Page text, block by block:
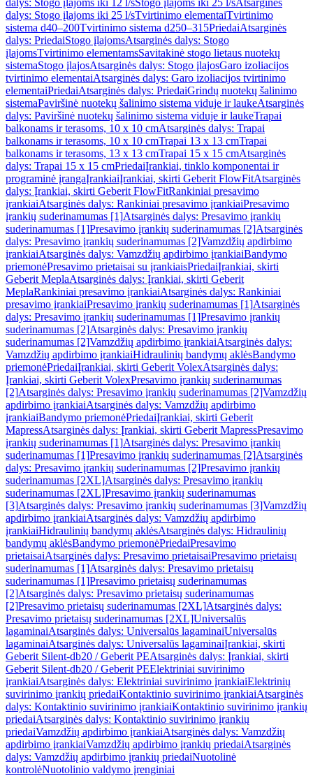
dalys: Stogo įlajoms iki 12 l/sStogo įlajoms iki 25 l/sAtsarginės
dalys: Stogo įlajoms iki 25 l/sTvirtinimo elementaiTvirtinimo
sistema d40–200Tvirtinimo sistema d250–315PriedaiAtsarginės
dalys: PriedaiStogo įlajomsAtsarginės dalys: Stogo
įlajomsTvirtinimo elementamsSavitakinė stogo lietaus nuotekų
sistemaStogo įlajosAtsarginės dalys: Stogo įlajosGaro izoliacijos
tvirtinimo elementaiAtsarginės dalys: Garo izoliacijos tvirtinimo
elementaiPriedaiAtsarginės dalys: PriedaiGrindų nuotekų šalinimo
sistemaPaviršinė nuotekų šalinimo sistema viduje ir laukeAtsarginės
dalys: Paviršinė nuotekų šalinimo sistema viduje ir laukeTrapai
balkonams ir terasoms, 10 x 10 cmAtsarginės dalys: Trapai
balkonams ir terasoms, 10 x 10 cmTrapai 13 x 13 cmTrapai
balkonams ir terasoms, 13 x 13 cmTrapai 15 x 15 cmAtsarginės
dalys: Trapai 15 x 15 cmPriedaiĮrankiai, tinklo komponentai ir
programinė įrangaĮrankiaiĮrankiai, skirti Geberit FlowFitAtsarginės
dalys: Įrankiai, skirti Geberit FlowFitRankiniai presavimo
įrankiaiAtsarginės dalys: Rankiniai presavimo įrankiaiPresavimo
įrankių suderinamumas [1]Atsarginės dalys: Presavimo įrankių
suderinamumas [1]Presavimo įrankių suderinamumas [2]Atsarginės
dalys: Presavimo įrankių suderinamumas [2]Vamzdžių apdirbimo
įrankiaiAtsarginės dalys: Vamzdžių apdirbimo įrankiaiBandymo
priemonėPresavimo prietaisai su įrankiaisPriedaiĮrankiai, skirti
Geberit MeplaAtsarginės dalys: Įrankiai, skirti Geberit
MeplaRankiniai presavimo įrankiaiAtsarginės dalys: Rankiniai
presavimo įrankiaiPresavimo įrankių suderinamumas [1]Atsarginės
dalys: Presavimo įrankių suderinamumas [1]Presavimo įrankių
suderinamumas [2]Atsarginės dalys: Presavimo įrankių
suderinamumas [2]Vamzdžių apdirbimo įrankiaiAtsarginės dalys:
Vamzdžių apdirbimo įrankiaiHidraulinių bandymų aklėsBandymo
priemonėPriedaiĮrankiai, skirti Geberit VolexAtsarginės dalys:
Įrankiai, skirti Geberit VolexPresavimo įrankių suderinamumas
[2]Atsarginės dalys: Presavimo įrankių suderinamumas [2]Vamzdžių
apdirbimo įrankiaiAtsarginės dalys: Vamzdžių apdirbimo
įrankiaiBandymo priemonėPriedaiĮrankiai, skirti Geberit
MapressAtsarginės dalys: Įrankiai, skirti Geberit MapressPresavimo
įrankių suderinamumas [1]Atsarginės dalys: Presavimo įrankių
suderinamumas [1]Presavimo įrankių suderinamumas [2]Atsarginės
dalys: Presavimo įrankių suderinamumas [2]Presavimo įrankių
suderinamumas [2XL]Atsarginės dalys: Presavimo įrankių
suderinamumas [2XL]Presavimo įrankių suderinamumas
[3]Atsarginės dalys: Presavimo įrankių suderinamumas [3]Vamzdžių
apdirbimo įrankiaiAtsarginės dalys: Vamzdžių apdirbimo
įrankiaiHidraulinių bandymų aklėsAtsarginės dalys: Hidraulinių
bandymų aklėsBandymo priemonėPriedaiPresavimo
prietaisaiAtsarginės dalys: Presavimo prietaisaiPresavimo prietaisų
suderinamumas [1]Atsarginės dalys: Presavimo prietaisų
suderinamumas [1]Presavimo prietaisų suderinamumas
[2]Atsarginės dalys: Presavimo prietaisų suderinamumas
[2]Presavimo prietaisų suderinamumas [2XL]Atsarginės dalys:
Presavimo prietaisų suderinamumas [2XL]Universalūs
lagaminaiAtsarginės dalys: Universalūs lagaminaiUniversalūs
lagaminaiAtsarginės dalys: Universalūs lagaminaiĮrankiai, skirti
Geberit Silent-db20 / Geberit PEAtsarginės dalys: Įrankiai, skirti
Geberit Silent-db20 / Geberit PEElektriniai suvirinimo
įrankiaiAtsarginės dalys: Elektriniai suvirinimo įrankiaiElektrinių
suvirinimo įrankių priedaiKontaktinio suvirinimo įrankiaiAtsarginės
dalys: Kontaktinio suvirinimo įrankiaiKontaktinio suvirinimo įrankių
priedaiAtsarginės dalys: Kontaktinio suvirinimo įrankių
priedaiVamzdžių apdirbimo įrankiaiAtsarginės dalys: Vamzdžių
apdirbimo įrankiaiVamzdžių apdirbimo įrankių priedaiAtsarginės
dalys: Vamzdžių apdirbimo įrankių priedaiNuotolinė
kontrolėNuotolinio valdymo įrenginiai